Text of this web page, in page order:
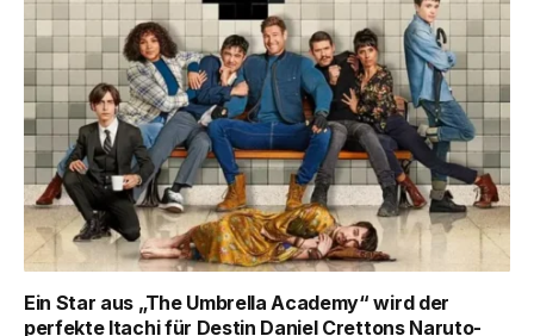
Ein Star aus „The Umbrella Academy“ wird der
perfekte Itachi für Destin Daniel Crettons Naruto-